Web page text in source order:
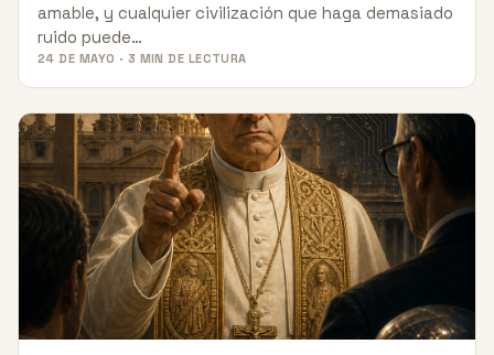
amable, y cualquier civilización que haga demasiado
ruido puede…
24 DE MAYO · 3 MIN DE LECTURA